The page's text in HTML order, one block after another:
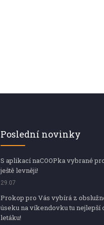
Poslední novinky
S aplikací naCOOPka vybrané
ještě levněji!
29.07
Prokop pro Vás vybírá z
úseku na víkendovku tu nejlepší
letáku!